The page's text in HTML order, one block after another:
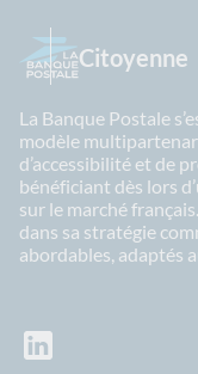
Citoyenne
La Banque Postale
modèle
d’accessibilité et de
bénéficiant dès lors
sur le marché
dans sa stratégie
abordables, adaptés